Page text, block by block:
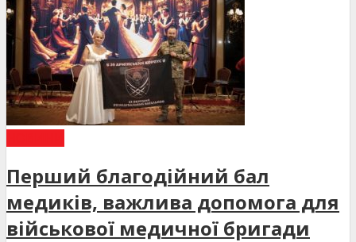
Перший благодійний бал
медиків, важлива допомога для
військової медичної бригади